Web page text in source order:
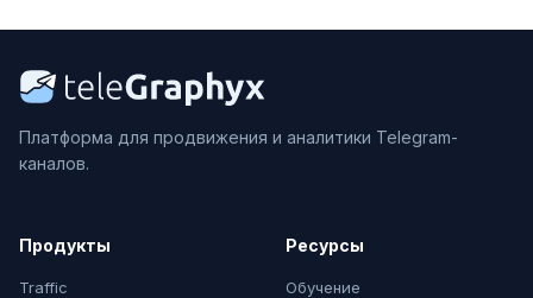
Платформа для продвижения и аналитики Telegram-
каналов.
Продукты
Traffic
Ресурсы
Обучение